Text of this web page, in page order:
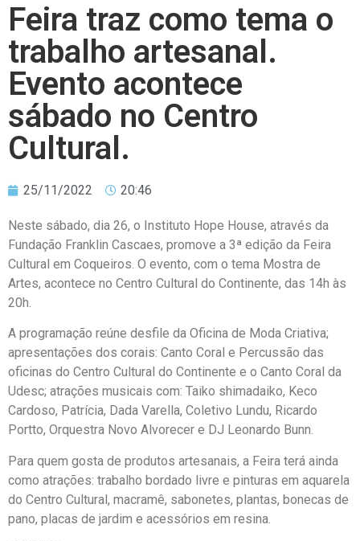
Feira traz como tema o
trabalho artesanal.
Evento acontece
sábado no Centro
Cultural.
25/11/2022 20:46
Neste sábado, dia 26, o Instituto Hope House, através da
Fundação Franklin Cascaes, promove a 3ª edição da Feira
Cultural em Coqueiros. O evento, com o tema Mostra de
Artes, acontece no Centro Cultural do Continente, das 14h às
20h.
A programação reúne desfile da Oficina de Moda Criativa;
apresentações dos corais: Canto Coral e Percussão das
oficinas do Centro Cultural do Continente e o Canto Coral da
Udesc; atrações musicais com: Taiko shimadaiko, Keco
Cardoso, Patrícia, Dada Varella, Coletivo Lundu, Ricardo
Portto, Orquestra Novo Alvorecer e DJ Leonardo Bunn.
Para quem gosta de produtos artesanais, a Feira terá ainda
como atrações: trabalho bordado livre e pinturas em aquarela
do Centro Cultural, macramê, sabonetes, plantas, bonecas de
pano, placas de jardim e acessórios em resina.